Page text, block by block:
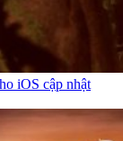
iOS cập nhật